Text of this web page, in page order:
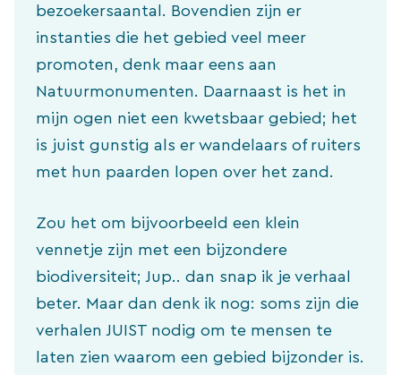
bezoekersaantal. Bovendien zijn er
instanties die het gebied veel meer
promoten, denk maar eens aan
Natuurmonumenten. Daarnaast is het in
mijn ogen niet een kwetsbaar gebied; het
is juist gunstig als er wandelaars of ruiters
met hun paarden lopen over het zand.
Zou het om bijvoorbeeld een klein
vennetje zijn met een bijzondere
biodiversiteit; Jup.. dan snap ik je verhaal
beter. Maar dan denk ik nog: soms zijn die
verhalen JUIST nodig om te mensen te
laten zien waarom een gebied bijzonder is.